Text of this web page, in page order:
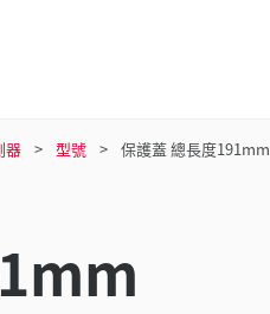
器 型號 保護蓋 總長度191mm